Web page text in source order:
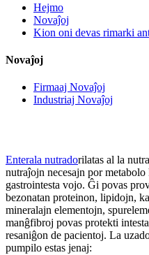
Hejmo
Novaĵoj
Kion oni devas rimarki
Novaĵoj
Firmaaj Novaĵoj
Industriaj Novaĵoj
Enterala nutradorilatas al la
nutraĵojn necesajn por
gastrointesta vojo. Ĝi povas
bezonatan proteinon, lipidojn,
mineralajn elementojn,
manĝfibroj povas protekti
resaniĝon de pacientoj. La
pumpilo estas jenaj: